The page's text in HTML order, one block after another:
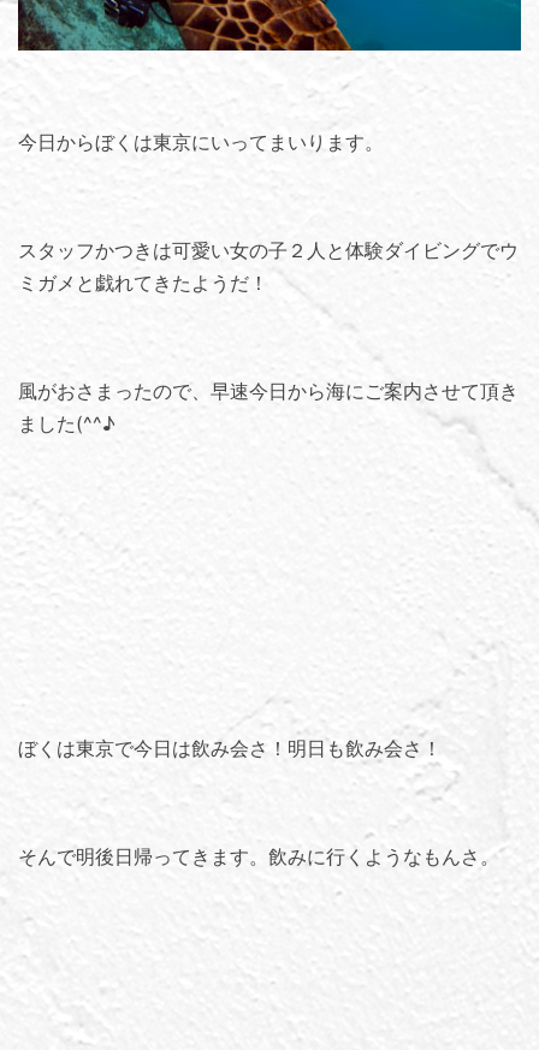
今日からぼくは東京にいってまいります。
スタッフかつきは可愛い女の子２人と体験ダイビングでウ
ミガメと戯れてきたようだ！
風がおさまったので、早速今日から海にご案内させて頂き
ました(^^♪
ぼくは東京で今日は飲み会さ！明日も飲み会さ！
そんで明後日帰ってきます。飲みに行くようなもんさ。